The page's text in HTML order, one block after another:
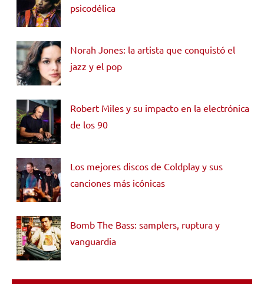
psicodélica
Norah Jones: la artista que conquistó el
jazz y el pop
Robert Miles y su impacto en la electrónica
de los 90
Los mejores discos de Coldplay y sus
canciones más icónicas
Bomb The Bass: samplers, ruptura y
vanguardia